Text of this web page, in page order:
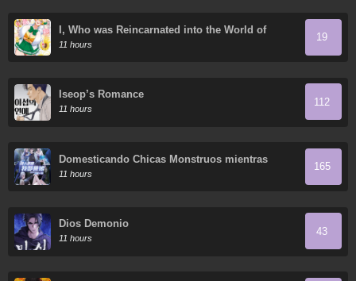
I, Who was Reincarnated into the World of
Eroge, Will Make the NTR Heroine Happy with
My Love.
11 hours
19
Iseop’s Romance
11 hours
112
Domesticando Chicas Monstruos mientras
Todos Domestican Meros Monstruos
11 hours
165
Dios Demonio
11 hours
43